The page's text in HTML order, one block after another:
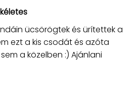
ücsörögtek és ürítettek a
ezt a kis csodát és azóta
a közelben :) Ajánlani